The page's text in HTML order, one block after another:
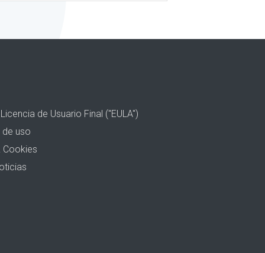
de Usuario Final ("EULA")
uso
Cookies